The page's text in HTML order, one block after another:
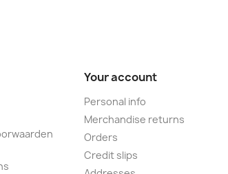
Your account
Personal info
Merchandise returns
Orders
Credit slips